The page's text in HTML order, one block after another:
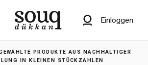
Einloggen
PRODUKTE AUS NACHHALTIGER
IN KLEINEN STÜCKZAHLEN